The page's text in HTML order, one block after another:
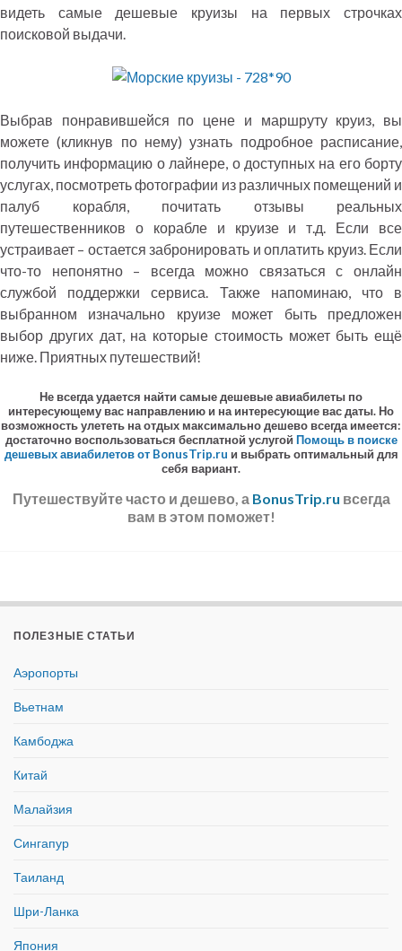
видеть самые дешевые круизы на первых строчках
поисковой выдачи.
Выбрав понравившейся по цене и маршруту круиз, вы
можете (кликнув по нему) узнать подробное расписание,
получить информацию о лайнере, о доступных на его борту
услугах, посмотреть фотографии из различных помещений и
палуб корабля, почитать отзывы реальных
путешественников о корабле и круизе и т.д. Если все
устраивает – остается забронировать и оплатить круиз. Если
что-то непонятно – всегда можно связаться с онлайн
службой поддержки сервиса. Также напоминаю, что в
выбранном изначально круизе может быть предложен
выбор других дат, на которые стоимость может быть ещё
ниже. Приятных путешествий!
Не всегда удается найти самые дешевые авиабилеты по
интересующему вас направлению и на интересующие вас даты. Но
возможность улететь на отдых максимально дешево всегда имеется:
достаточно воспользоваться бесплатной услугой Помощь в поиске
дешевых авиабилетов от BonusTrip.ru и выбрать оптимальный для
себя вариант.
Путешествуйте часто и дешево, а BonusTrip.ru всегда
вам в этом поможет!
ПОЛЕЗНЫЕ СТАТЬИ
Аэропорты
Вьетнам
Камбоджа
Китай
Малайзия
Сингапур
Таиланд
Шри-Ланка
Япония